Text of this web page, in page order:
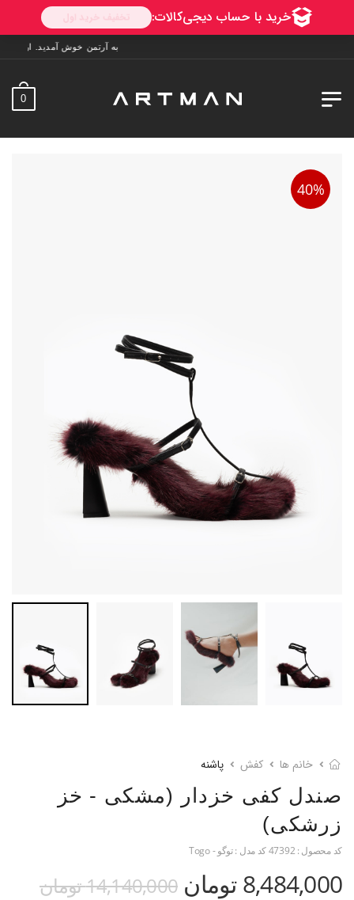
به آرتمن خوش آمدید. ارسال به سراسر ایران. 7 روز فرصت تست در منزل.
0
40%
خانم ها کفش پاشنه
صندل کفی خزدار (مشکی - خز
زرشکی)
کد محصول : 47392کد مدل :توگو - Togo
8,484,000 تومان 14,140,000 تومان